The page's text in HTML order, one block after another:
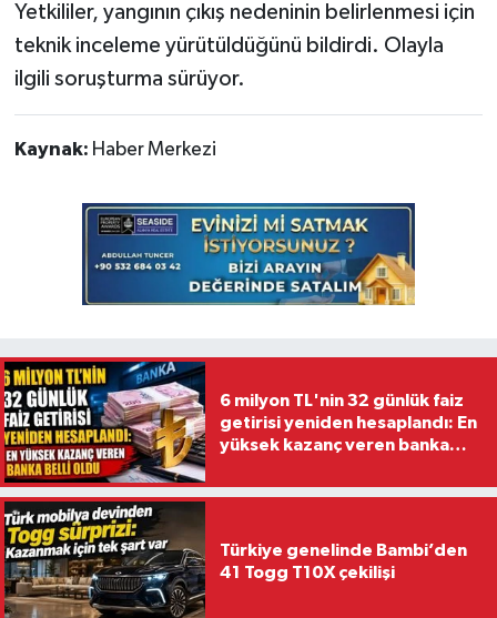
Yetkililer, yangının çıkış nedeninin belirlenmesi için
teknik inceleme yürütüldüğünü bildirdi. Olayla
ilgili soruşturma sürüyor.
Kaynak: Haber Merkezi
6 milyon TL'nin 32 günlük faiz
getirisi yeniden hesaplandı: En
yüksek kazanç veren banka
Türkiye genelinde Bambi’den
41 Togg T10X çekilişi